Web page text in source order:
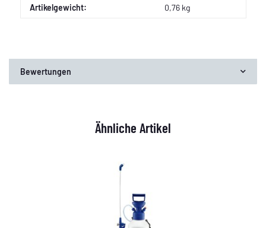
Artikelgewicht: 0,76 kg
Bewertungen
Ähnliche Artikel